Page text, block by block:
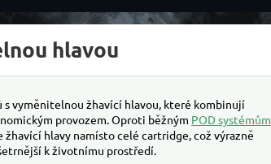
hlavou
s vyměnitelnou žhavící hlavou, které kombinují
provozem. Oproti běžným POD systémům
hlavy namísto celé cartridge, což výrazně
k životnímu prostředí.